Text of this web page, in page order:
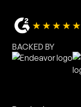
★★★★★
BACKED BY